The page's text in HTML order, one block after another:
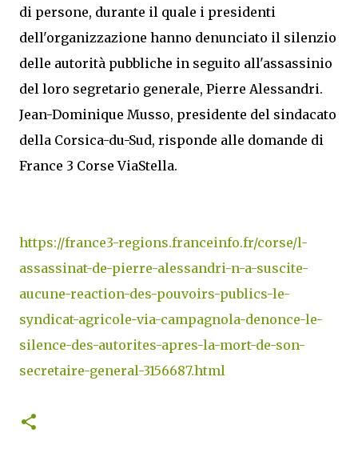
di persone, durante il quale i presidenti
dell'organizzazione hanno denunciato il silenzio
delle autorità pubbliche in seguito all'assassinio
del loro segretario generale, Pierre Alessandri.
Jean-Dominique Musso, presidente del sindacato
della Corsica-du-Sud, risponde alle domande di
France 3 Corse ViaStella.
https://france3-regions.franceinfo.fr/corse/l-
assassinat-de-pierre-alessandri-n-a-suscite-
aucune-reaction-des-pouvoirs-publics-le-
syndicat-agricole-via-campagnola-denonce-le-
silence-des-autorites-apres-la-mort-de-son-
secretaire-general-3156687.html